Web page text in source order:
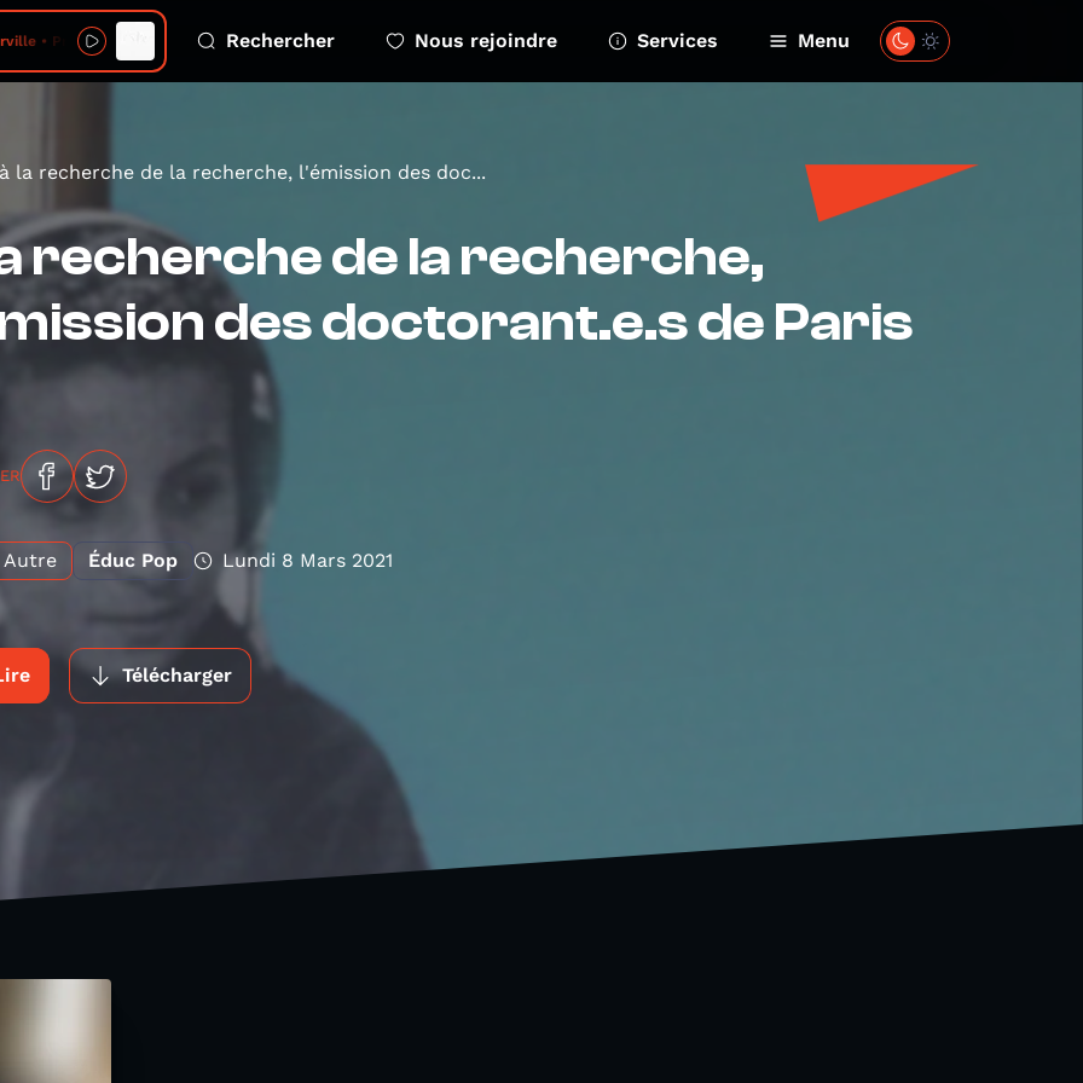
• Projections Rechercher Nous rejoindre Services Menu
à la recherche de la recherche, l'émission des doc...
recherche de la recherche,
des doctorant.e.s de Paris
Autre Éduc Pop Lundi 8 Mars 2021
Télécharger